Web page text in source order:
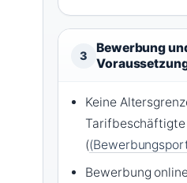
3
Bewerbung
Keine
Tarifbeschäftigte
(
Bewerbung